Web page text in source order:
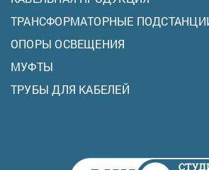
ТРАНСФОРМАТОРНЫЕ
ОПОРЫ ОСВЕЩЕНИЯ
МУФТЫ
ТРУБЫ ДЛЯ КАБЕЛЕЙ